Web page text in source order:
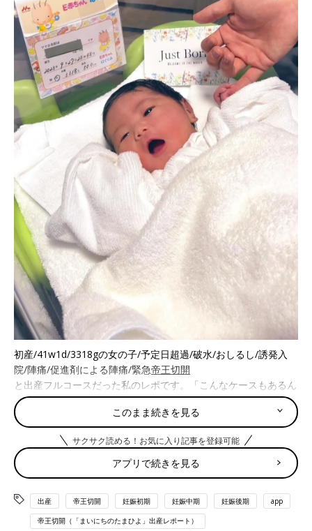
初産/41w1d/3318gの女の子/予定日超過/破水/おしるし/誘発入
院/陣痛/促進剤による陣痛/緊急帝王切開
と出産フルコースだった私のレポです。「こんなケースもあるん
だ」とどなたかの参考になれば嬉しいです。
※産前の方には怖がらせてしまう描写があるかもしれません。あ
くまで私のケースです。
【 入院1日目 】9/24 夕方からバルーン挿入。最後の健診で子宮
口が1cmは開いてると言われたのに、いざ入れようとしたら
0cm。夜勤の非常勤Dr.に「入んねえな」と言われて絶望。無理
やりこじ開けられて挿入。 部屋に戻って痛さに泣いた。割と出
血。10分間隔でじわじわ陣痛。その後7分間隔に。朝には消え
このまま続きを見る
サクサク読める！お気に入り記事を登録可能
アプリで続きを見る
出産 帝王切開 妊娠初期 妊娠中期 妊娠後期 app
帝王切開（「まいにちのたまひよ」出産レポート）